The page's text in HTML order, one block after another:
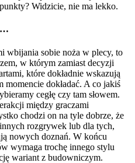
Widzicie, nie ma lekko.
wbijania sobie noża w plecy, to
w którym zamiast decyzji
które dokładnie wskazują
dokładać. A co jakiś
cegłę czy tam słowem.
między graczami
chodzi on na tyle dobrze, że
rozgrywek lub dla tych,
nowych doznań. W końcu
wymaga trochę innego stylu
wariant z budowniczym.